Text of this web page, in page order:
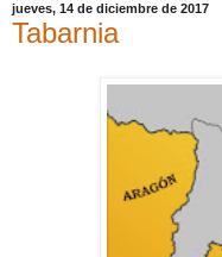
jueves, 14 de diciembre de 2017
Tabarnia